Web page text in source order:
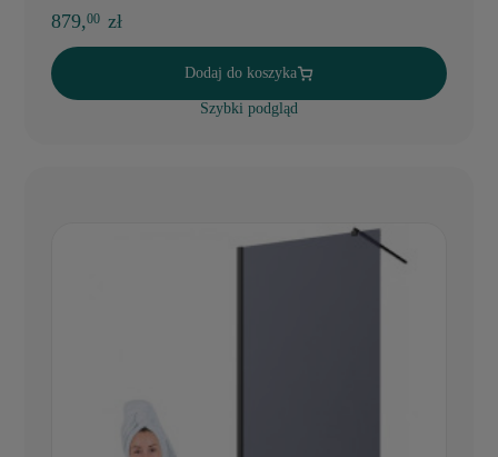
879,00 zł
Dodaj do koszyka
Szybki podgląd